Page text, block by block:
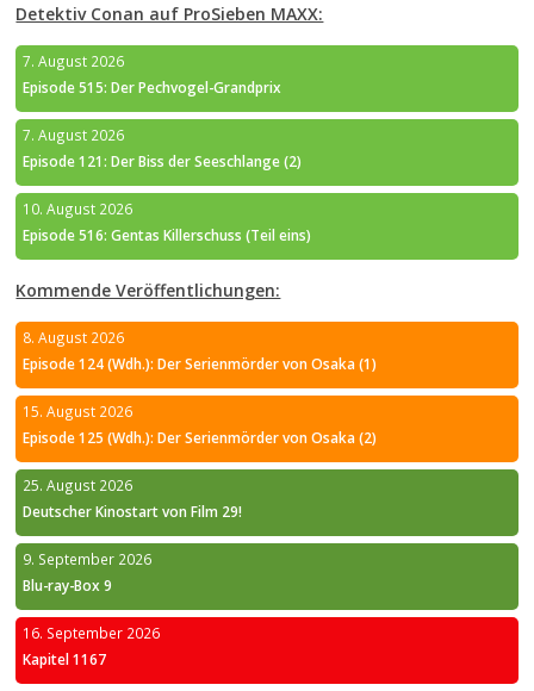
Detektiv Conan auf ProSieben MAXX:
7. August 2026
Episode 515: Der Pechvogel-Grandprix
7. August 2026
Episode 121: Der Biss der Seeschlange (2)
10. August 2026
Episode 516: Gentas Killerschuss (Teil eins)
Kommende Veröffentlichungen:
8. August 2026
Episode 124 (Wdh.): Der Serienmörder von Osaka (1)
15. August 2026
Episode 125 (Wdh.): Der Serienmörder von Osaka (2)
25. August 2026
Deutscher Kinostart von Film 29!
9. September 2026
Blu-ray-Box 9
16. September 2026
Kapitel 1167